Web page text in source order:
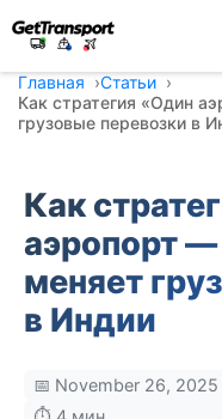
Главная
Статьи
Как стратегия «Один
грузовые перевозки в
Как
аэропорт
меняет
в Индии
📅 November 26, 2025